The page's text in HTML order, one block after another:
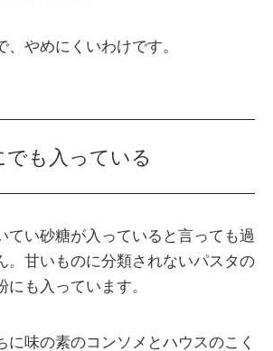
やめにくいわけです。
でも入っている
てい砂糖が入っていると言っても過
。甘いものに分類されないパスタの
にも入っています。
に味の素のコンソメとハウスのこく